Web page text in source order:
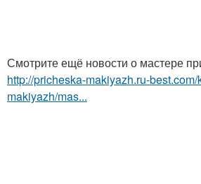
Смотрите ещё новости о мастере
http://pricheska-makiyazh.ru-
makiyazh/mas...